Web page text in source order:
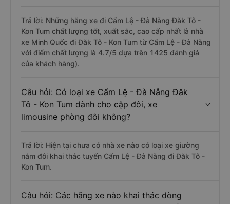
Trả lời: Những hãng xe đi Cẩm Lệ - Đà Nẵng Đăk Tô -
Kon Tum chất lượng tốt, xuất sắc, cao cấp nhất là nhà
xe Minh Quốc đi Đăk Tô - Kon Tum từ Cẩm Lệ - Đà Nẵng
với điểm chất lượng là 4.7/5 dựa trên 1425 đánh giá
của khách hàng).
Câu hỏi: Có loại xe Cẩm Lệ - Đà Nẵng Đăk
Tô - Kon Tum dành cho cặp đôi, xe
limousine phòng đôi không?
Trả lời: Hiện tại chưa có nhà xe nào có loại xe giường
nằm đôi khai thác tuyến Cẩm Lệ - Đà Nẵng đi Đăk Tô -
Kon Tum.
Câu hỏi: Các hãng xe nào khai thác dòng